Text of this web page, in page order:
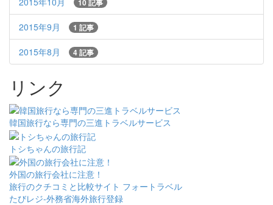
10 記事
2015年9月 1 記事
2015年8月 4 記事
リンク
韓国旅行なら専門の三進トラベルサービス
トシちゃんの旅行記
外国の旅行会社に注意！
旅行のクチコミと比較サイト フォートラベル
たびレジ-外務省海外旅行登録